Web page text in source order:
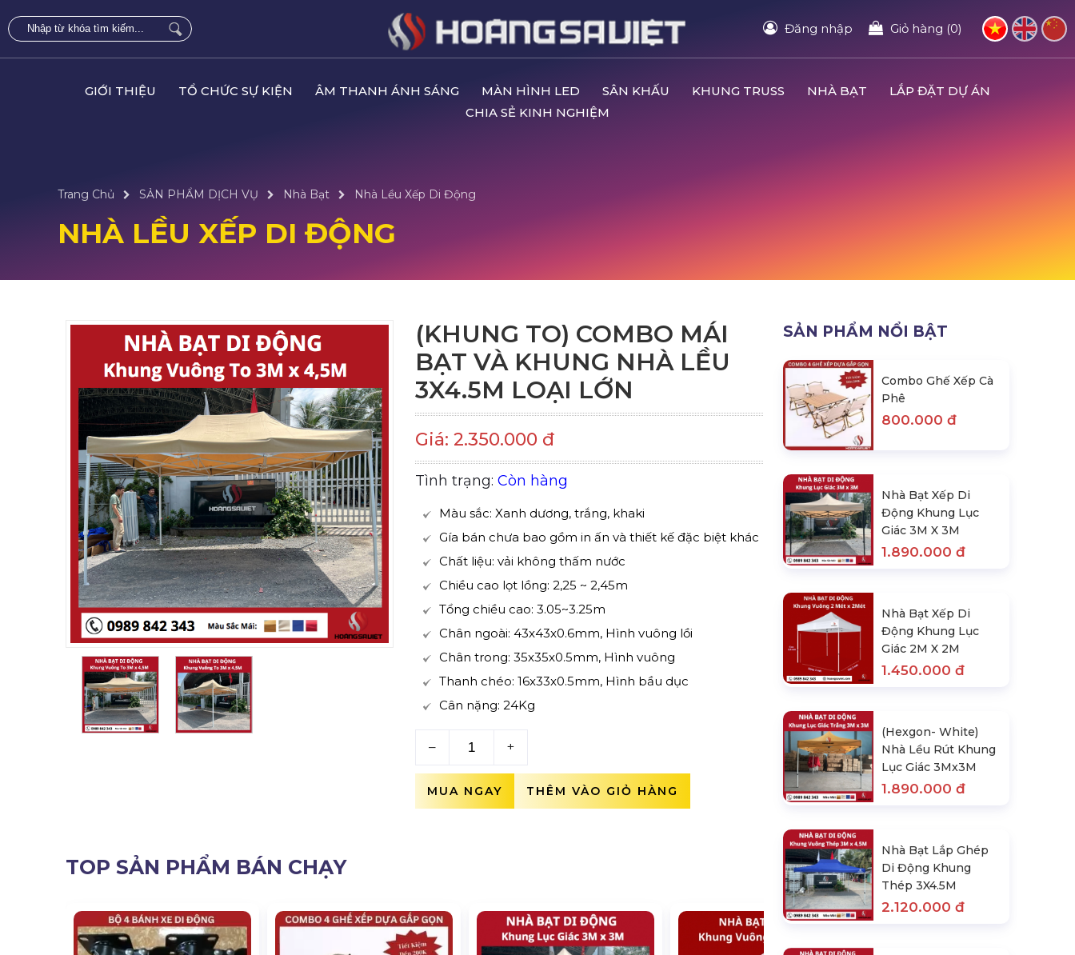
Đăng nhập Giỏ hàng (0)
GIỚI THIỆU TỔ CHỨC SỰ KIỆN ÂM THANH ÁNH SÁNG MÀN HÌNH LED SÂN KHẤU KHUNG TRUSS NHÀ BẠT
LẮP ĐẶT DỰ ÁN
CHIA SẺ KINH NGHIỆM
Trang Chủ SẢN PHẨM DỊCH VỤ Nhà Bạt Nhà Lều Xếp Di Động
NHÀ LỀU XẾP DI ĐỘNG
(KHUNG TO) COMBO MÁI
BẠT VÀ KHUNG NHÀ LỀU
3X4.5M LOẠI LỚN
Giá: 2.350.000 đ
Tình trạng: Còn hàng
Màu sắc: Xanh dương, trắng, khaki
Gía bán chưa bao gồm in ấn và thiết kế đặc biệt khác
Chất liệu: vải không thấm nước
Chiều cao lọt lồng: 2,25 ~ 2,45m
Tổng chiều cao: 3.05~3.25m
Chân ngoài: 43x43x0.6mm, Hình vuông lồi
Chân trong: 35x35x0.5mm, Hình vuông
Thanh chéo: 16x33x0.5mm, Hình bầu dục
Cân nặng: 24Kg
– +
MUA NGAY THÊM VÀO GIỎ HÀNG
TOP SẢN PHẨM BÁN CHẠY
SẢN PHẨM NỔI BẬT
Combo Ghế Xếp Cà
Phê
800.000 đ
Nhà Bạt Xếp Di
Động Khung Lục
Giác 3M X 3M
1.890.000 đ
Nhà Bạt Xếp Di
Động Khung Lục
Giác 2M X 2M
1.450.000 đ
(Hexgon- White)
Nhà Lều Rút Khung
Lục Giác 3Mx3M
1.890.000 đ
Nhà Bạt Lắp Ghép
Di Động Khung
Thép 3X4.5M
2.120.000 đ